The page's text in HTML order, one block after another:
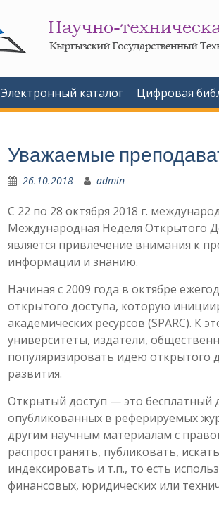
Электронный каталог Цифровая
Уважаемые
26.10.2018 admin
C 22 по 28 октября 2018 г.
Международная Неделя Открытого
является привлечение внимания к
информации и знанию.
Начиная с 2009 года в октябре
открытого доступа, которую
академических ресурсов (SPARC).
университеты, издатели,
популяризировать идею открытого
развития.
Открытый доступ — это
опубликованных в реферируемых
другим научным материалам с
распространять, публиковать,
индексировать и т.п., то есть
финансовых, юридических или